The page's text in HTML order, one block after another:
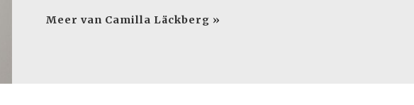
Meer van Camilla Läckberg »